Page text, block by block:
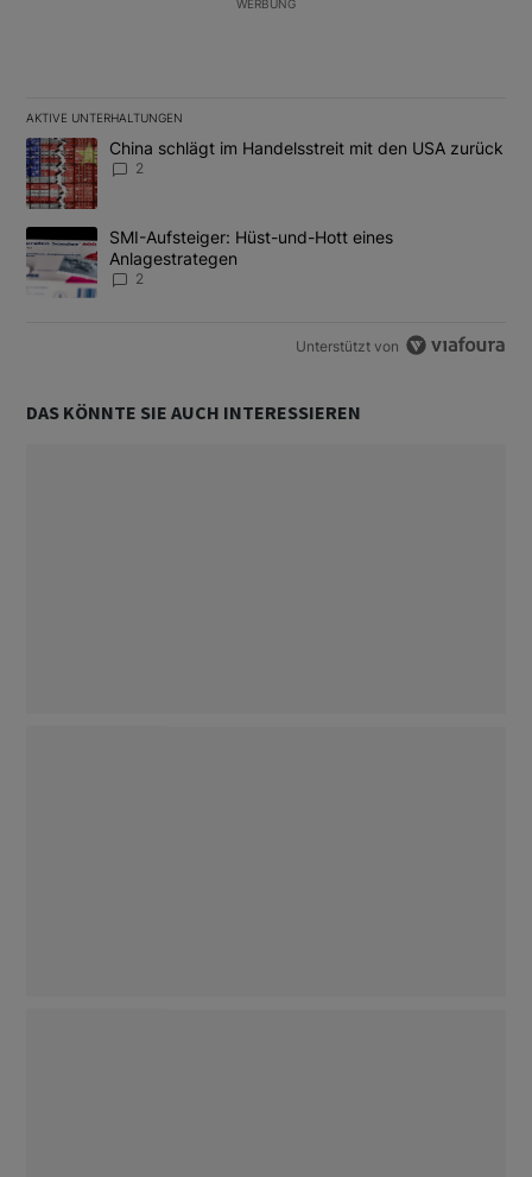
WERBUNG
AKTIVE UNTERHALTUNGEN
Das Folgende ist eine Liste der am meisten kommentierten
Ein Trendartikel mit dem Titel "China schlägt im Handelsstreit
China schlägt im Handelsstreit mit den USA zurück
2
Ein Trendartikel mit dem Titel "SMI-Aufsteiger: Hüst-und-Hott
SMI-Aufsteiger: Hüst-und-Hott eines
Anlagestrategen
2
Unterstützt von
DAS KÖNNTE SIE AUCH INTERESSIEREN